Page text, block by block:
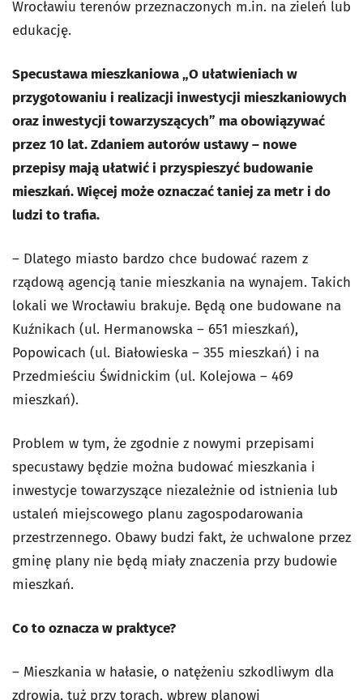
Wrocławiu terenów przeznaczonych m.in. na zieleń lub
edukację.
Specustawa mieszkaniowa „O ułatwieniach w
przygotowaniu i realizacji inwestycji mieszkaniowych
oraz inwestycji towarzyszących” ma obowiązywać
przez 10 lat. Zdaniem autorów ustawy – nowe
przepisy mają ułatwić i przyspieszyć budowanie
mieszkań. Więcej może oznaczać taniej za metr i do
ludzi to trafia.
– Dlatego miasto bardzo chce budować razem z
rządową agencją tanie mieszkania na wynajem. Takich
lokali we Wrocławiu brakuje. Będą one budowane na
Kuźnikach (ul. Hermanowska – 651 mieszkań),
Popowicach (ul. Białowieska – 355 mieszkań) i na
Przedmieściu Świdnickim (ul. Kolejowa – 469
mieszkań).
Problem w tym, że zgodnie z nowymi przepisami
specustawy będzie można budować mieszkania i
inwestycje towarzyszące niezależnie od istnienia lub
ustaleń miejscowego planu zagospodarowania
przestrzennego. Obawy budzi fakt, że uchwalone przez
gminę plany nie będą miały znaczenia przy budowie
mieszkań.
Co to oznacza w praktyce?
– Mieszkania w hałasie, o natężeniu szkodliwym dla
zdrowia, tuż przy torach, wbrew planowi